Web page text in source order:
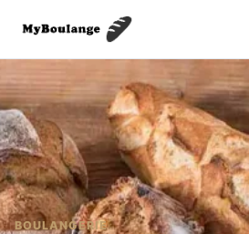
BOULANGERIE